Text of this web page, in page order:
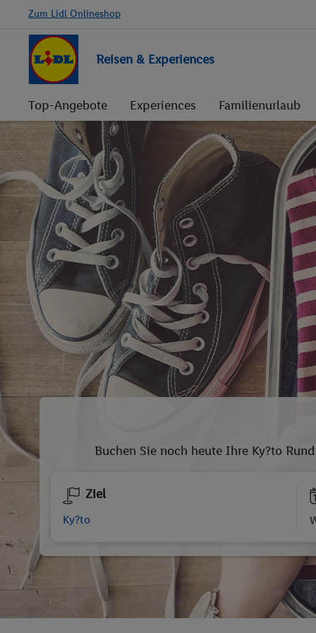
Zum Lidl Onlineshop
Reisen & Experiences
Top-Angebote Experiences Familienurlaub
Buchen Sie noch heute Ihre Ky?to
Ziel